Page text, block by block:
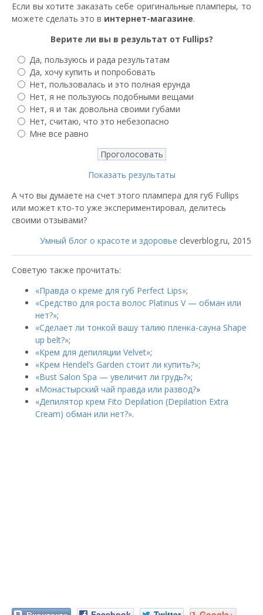
Если вы хотите заказать себе оригинальные пламперы, то
можете сделать это в интернет-магазине.
Верите ли вы в результат от Fullips?
Да, пользуюсь и рада результатам
Да, хочу купить и попробовать
Нет, пользовалась и это полная ерунда
Нет, я не пользуюсь подобными вещами
Нет, я и так довольна своими губами
Нет, считаю, что это небезопасно
Мне все равно
Показать результаты
А что вы думаете на счет этого плампера для губ Fullips
или может кто-то уже экспериментировал, делитесь
своими отзывами?
Умный блог о красоте и здоровье cleverblog.ru, 2015
Советую также прочитать:
«Правда о креме для губ Perfect Lips»;
«Средство для роста волос Platinus V — обман или
нет?»;
«Сделает ли тонкой вашу талию пленка-сауна Shape
up belt?»;
«Крем для депиляции Velvet»;
«Крем Hendel’s Garden стоит ли купить?»;
«Bust Salon Spa — увеличит ли грудь?»;
«Монастырский чай правда или развод?»
«Депилятор крем Fito Depilation (Depilation Extra
Cream) обман или нет?».